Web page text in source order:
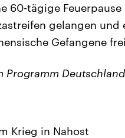
60-tägige
gelangen und
Gefangene
Programm
Krieg in Nahost